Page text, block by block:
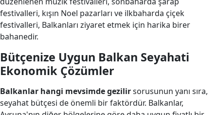
festivalleri, kışın Noel pazarları ve ilkbaharda çiçek
festivalleri, Balkanları ziyaret etmek için harika birer
bahanedir.
Bütçenize Uygun Balkan Seyahati
Ekonomik Çözümler
Balkanlar hangi mevsimde gezilirsorusunun yanı sıra,
seyahat bütçesi de önemli bir faktördür. Balkanlar,